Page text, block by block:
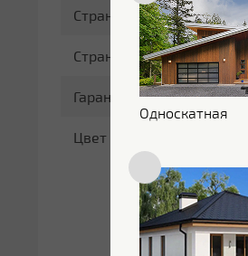
Страна бренда
Страна производитель
Гарантия
Цвет
Односкатная